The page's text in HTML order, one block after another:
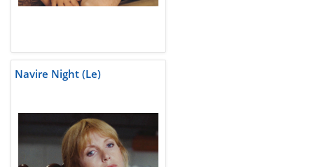
Navire Night (Le)